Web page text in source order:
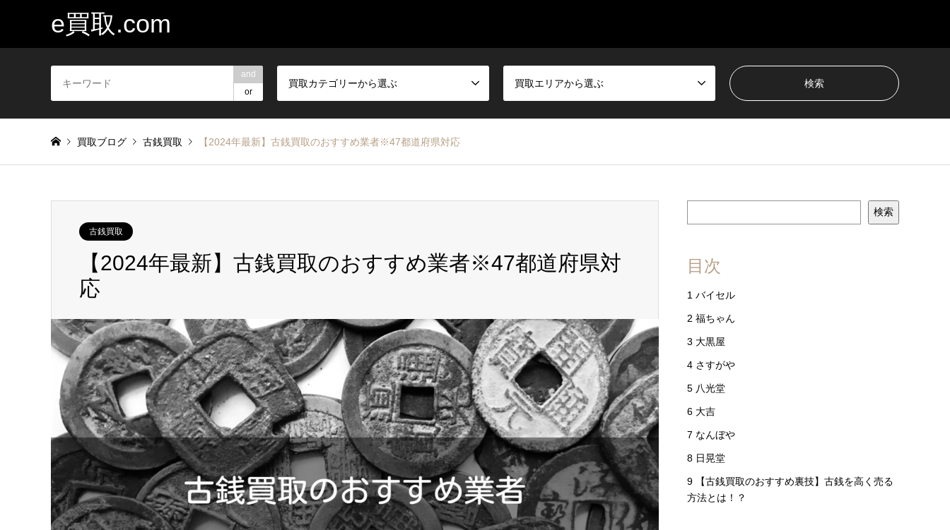
e買取.com
and
or
買取カテゴリーから選ぶ 買取エリアから選ぶ
買取ブログ 古銭買取 【2024年最新】古銭買取のおすすめ業者※47都道府県対応
古銭買取
【2024年最新】古銭買取のおすすめ業者※47都道府県対
応
検索
目次
1 バイセル
2 福ちゃん
3 大黒屋
4 さすがや
5 八光堂
6 大吉
7 なんぼや
8 日晃堂
9 【古銭買取のおすすめ裏技】古銭を高く売る
方法とは！？